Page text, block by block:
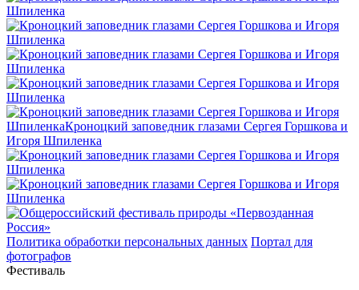
Политика обработки персональных данных Портал для
фотографов
Фестиваль